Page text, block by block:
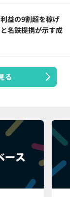
益の9割超を稼げ
名鉄提携が示す成
る